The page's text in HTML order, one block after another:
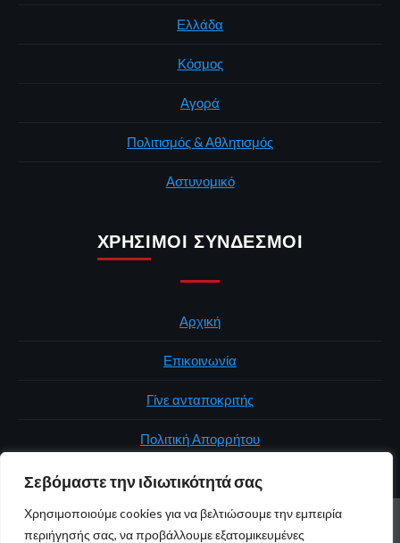
Σεβόμαστε την ιδιωτικότητά σας
Χρησιμοποιούμε cookies για να βελτιώσουμε την εμπειρία
περιήγησής σας, να προβάλλουμε εξατομικευμένες
Ελλάδα
Κόσμος
Αγορά
Πολιτισμός & Αθλητισμός
Αστυνομικό
ΧΡΉΣΙΜΟΙ ΣΎΝΔΕΣΜΟΙ
Αρχική
Επικοινωνία
Γίνε ανταποκριτής
Πολιτική Απορρήτου
ΑΡΧΙΚΉ ΠΟΛΙΤΙΚΉ ΕΛΛΆΔΑ ΚΌΣΜΟΣ
ΕΠΙΚΟΙΝΩΝΊΑ